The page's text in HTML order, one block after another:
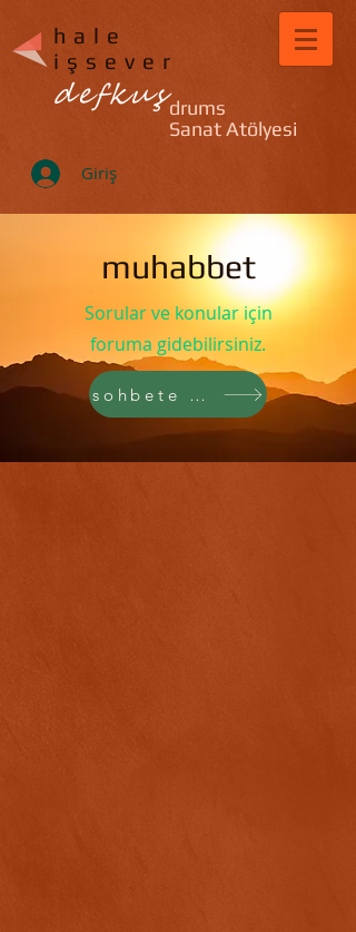
drums
Sanat Atölyesi
hale
işsever
defkuş
Giriş
muhabbet
Sorular ve konular için
foruma gidebilirsiniz.
sohbete gider